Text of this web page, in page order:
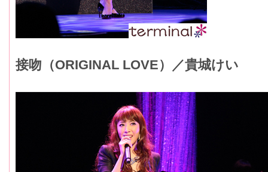
接吻（ORIGINAL LOVE）／貴城けい